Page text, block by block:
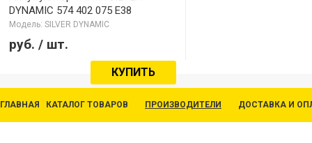
DYNAMIC 574 402 075 E38
Модель: SILVER DYNAMIC
руб. / шт.
КУПИТЬ
ГЛАВНАЯ КАТАЛОГ ТОВАРОВ ПРОИЗВОДИТЕЛИ ДОСТАВКА И